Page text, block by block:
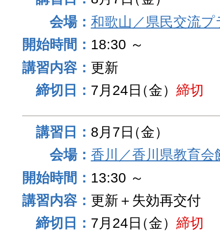
和歌山／県民交流
18:30 ～
更新
7月24日（金） 締切
8月7日（金）
香川／香川県教育
13:30 ～
更新＋失効再交付
7月24日（金） 締切